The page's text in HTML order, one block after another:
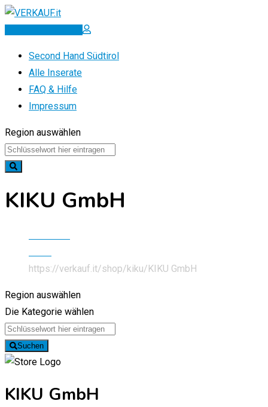
Zum
Inserat erstellen
Second Hand Südtirol
Alle Inserate
FAQ & Hilfe
Impressum
Region auswählen
KIKU GmbH
https://verkauf.it/shop/kiku/ KIKU GmbH
Region auswählen
Die Kategorie wählen
Suchen
KIKU GmbH